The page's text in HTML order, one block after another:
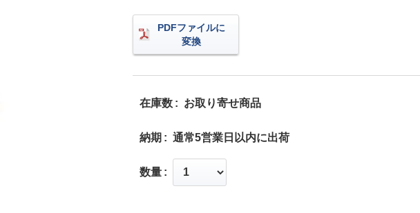
PDFファイルに
変換
在庫数 お取り寄せ商品
納期 通常5営業日以内に出荷
数量